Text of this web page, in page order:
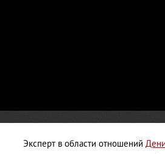
Эксперт в области отношений